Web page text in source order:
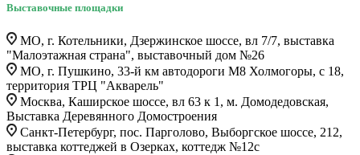
Выставочные площадки
МО, г. Котельники, Дзержинское шоссе, вл 7/7, выставка
"Малоэтажная страна", выставочный дом №26
МО, г. Пушкино, 33-й км автодороги М8 Холмогоры, с 18,
территория ТРЦ "Акварель"
Москва, Каширское шоссе, вл 63 к 1, м. Домодедовская,
Выставка Деревянного Домостроения
Санкт-Петербург, пос. Парголово, Выборгское шоссе, 212,
выставка коттеджей в Озерках, коттедж №12c